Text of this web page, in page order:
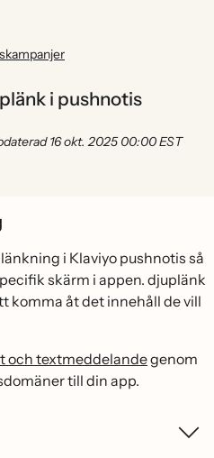
i pushnotis
16 okt. 2025 00:00 EST
i Klaviyo pushnotis så
skärm i appen. djuplänk
komma åt det innehåll de vill
och textmeddelandegenom
till din app.